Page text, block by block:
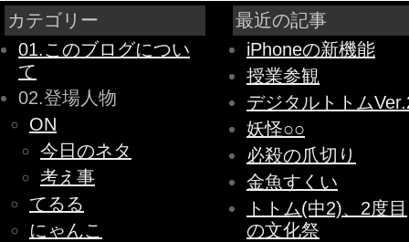
カテゴリー
01.このブログについ
て
02.登場人物
ON
今日のネタ
考え事
てるる
にゃんこ
最近の記事
iPhoneの新機能
授業参観
デジタルトトム
妖怪○○
必殺の爪切り
金魚すくい
トトム(中2)、2度目
の文化祭